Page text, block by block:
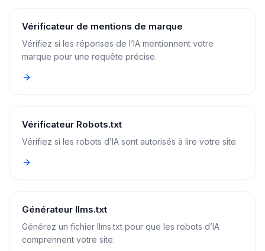
Vérificateur de mentions de marque
Vérifiez si les réponses de l’IA mentionnent votre
marque pour une requête précise.
Vérificateur Robots.txt
Vérifiez si les robots d’IA sont autorisés à lire votre site.
Générateur llms.txt
Générez un fichier llms.txt pour que les robots d’IA
comprennent votre site.